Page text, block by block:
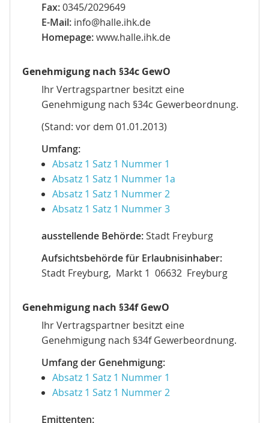
Fax:0345/2029649
E-Mail: info@halle.ihk.de
Homepage:www.halle.ihk.de
Genehmigung nach §34c GewO
Ihr Vertragspartner besitzt eine
Genehmigung nach §34c Gewerbeordnung.
(Stand: vor dem 01.01.2013)
Umfang:
Absatz 1 Satz 1 Nummer 1
Absatz 1 Satz 1 Nummer 1a
Absatz 1 Satz 1 Nummer 2
Absatz 1 Satz 1 Nummer 3
ausstellende Behörde:Stadt Freyburg
Aufsichtsbehörde für Erlaubnisinhaber:
Stadt Freyburg, Markt 1 06632 Freyburg
Genehmigung nach §34f GewO
Ihr Vertragspartner besitzt eine
Genehmigung nach §34f Gewerbeordnung.
Umfang der Genehmigung:
Absatz 1 Satz 1 Nummer 1
Absatz 1 Satz 1 Nummer 2
Emittenten: